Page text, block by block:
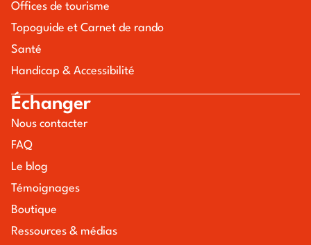
Offices de tourisme
Topoguide et Carnet de rando
Santé
Handicap & Accessibilité
Échanger
Nous contacter
FAQ
Le blog
Témoignages
Boutique
Ressources & médias